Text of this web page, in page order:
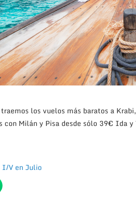
los vuelos más baratos a
Milán y Pisa desde sólo 39€ Ida y
I/V en Julio